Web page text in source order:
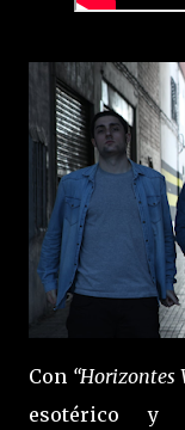
Con “Horizontes
esotérico y